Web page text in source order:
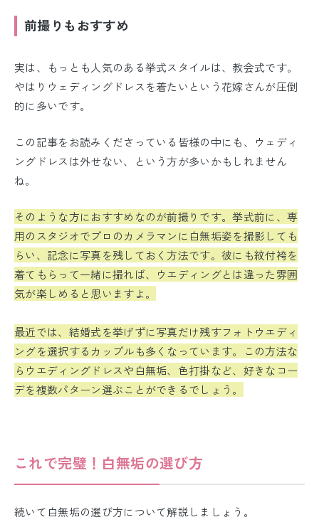
前撮りもおすすめ
実は、もっとも人気のある挙式スタイルは、教会式です。
やはりウェディングドレスを着たいという花嫁さんが圧倒
的に多いです。
この記事をお読みくださっている皆様の中にも、ウェディ
ングドレスは外せない、という方が多いかもしれません
ね。
そのような方におすすめなのが前撮りです。挙式前に、専
用のスタジオでプロのカメラマンに白無垢姿を撮影しても
らい、記念に写真を残しておく方法です。彼にも紋付袴を
着てもらって一緒に撮れば、ウエディングとは違った雰囲
気が楽しめると思いますよ。
最近では、結婚式を挙げずに写真だけ残すフォトウエディ
ングを選択するカップルも多くなっています。この方法な
らウエディングドレスや白無垢、色打掛など、好きなコー
デを複数パターン選ぶことができるでしょう。
これで完璧！白無垢の選び方
続いて白無垢の選び方について解説しましょう。